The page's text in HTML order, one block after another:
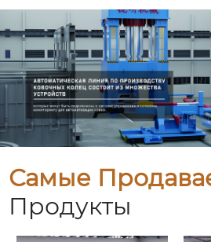
Самые
Продукты